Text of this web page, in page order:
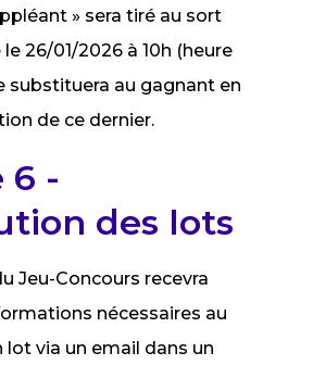
» sera tiré au sort
26/01/2026 à 10h (heure
substituera au gagnant en
de ce dernier.
6 -
des lots
Jeu-Concours recevra
nécessaires au
lot via un email dans un